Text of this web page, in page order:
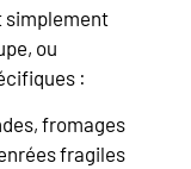
simplement
ou
:
fromages
fragiles